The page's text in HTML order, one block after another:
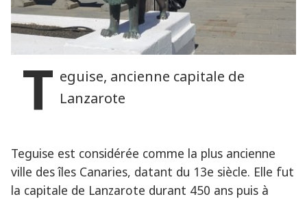
T eguise, ancienne capitale de
Lanzarote
Teguise est considérée comme la plus ancienne
ville des îles Canaries, datant du 13e siècle. Elle fut
la capitale de Lanzarote durant 450 ans puis à